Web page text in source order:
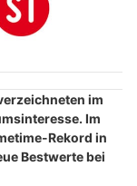
im
Im
Rekord in
Bestwerte bei